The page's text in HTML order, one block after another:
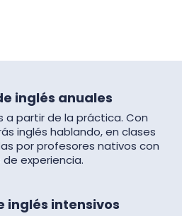
inglés anuales
a partir de la práctica. Con
inglés hablando, en clases
por profesores nativos con
de experiencia.
inglés intensivos